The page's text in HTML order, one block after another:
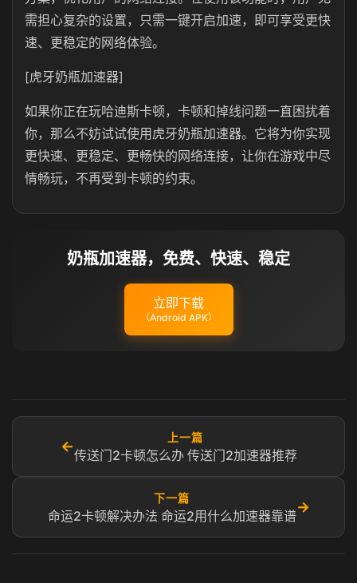
需担心复杂的设置，只需一键开启加速，即可享受更快
速、更稳定的网络体验。
[虎牙奶瓶加速器]
如果你正在玩哈迪斯卡顿，卡顿和掉线问题一直困扰着
你，那么不妨试试使用虎牙奶瓶加速器。它将为你实现
更快速、更稳定、更畅快的网络连接，让你在游戏中尽
情畅玩，不再受到卡顿的约束。
奶瓶加速器，免费、快速、稳定
立即下载
（Android APK）
←
上一篇
传送门2卡顿怎么办 传送门2加速器推荐
下一篇
命运2卡顿解决办法 命运2用什么加速器靠谱
→